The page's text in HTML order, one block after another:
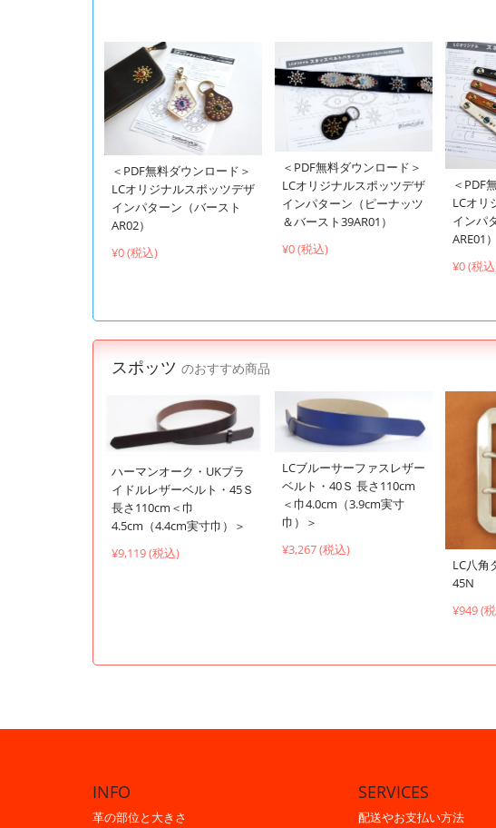
＜PDF無料ダウンロード＞
LCオリジナルスポッツデザ
インパターン（バースト
AR02）
¥0 (税込)
＜PDF無料ダウンロード＞
LCオリジナルスポッツデザ
インパターン（ピーナッツ
＆バースト39AR01）
¥0 (税込)
＜PDF
LCオリ
インパ
ARE01）
¥0 (税
スポッツ のおすすめ商品
ハーマンオーク・UKブラ
イドルレザーベルト・45Ｓ
長さ110cm＜巾
4.5cm（4.4cm実寸巾）＞
¥9,119 (税込)
LCブルーサーファスレザー
ベルト・40Ｓ 長さ110cm
＜巾4.0cm（3.9cm実寸
巾）＞
¥3,267 (税込)
LC八角
45N
¥949 (
INFO
革の部位と大きさ
SERVICES
配送やお支払い方法